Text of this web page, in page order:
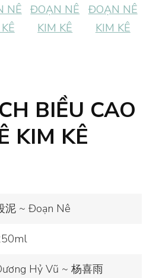
BIỀU CAO
KIM KÊ
泥 ~ Đoạn Nê
Hỷ Vũ ~ 杨喜雨